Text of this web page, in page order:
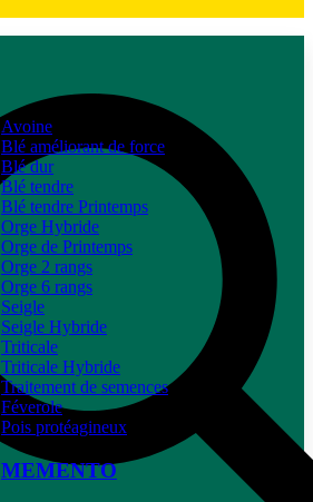
Avoine
Blé améliorant de force
Blé dur
Blé tendre
Blé tendre Printemps
Orge Hybride
Orge de Printemps
Orge 2 rangs
Orge 6 rangs
Seigle
Seigle Hybride
Triticale
Triticale Hybride
Traitement de semences
Féverole
Pois protéagineux
MEMENTO